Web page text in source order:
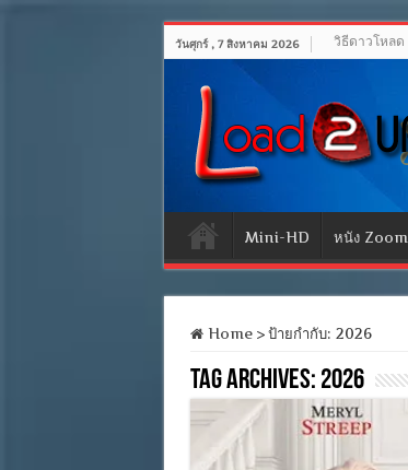
วันศุกร์ , 7 สิงหาคม 2026 วิธีดาวโหลด
Mini-HD หนัง Zoom
Home > ป้ายกำกับ: 2026
Tag Archives: 2026